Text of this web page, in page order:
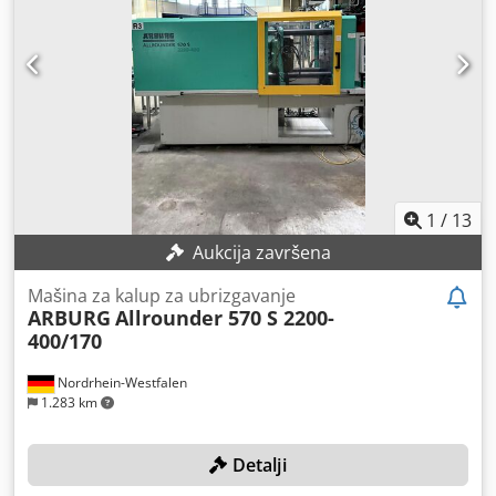
Interfejs za centralni računar OPC-UA
1 / 13
Aukcija završena
Nordrhein-Westfalen
1.283 km
Mašina za kalup za ubrizgavanje
ARBURG Allrounder 570 S 2200-
400/170
Detalji